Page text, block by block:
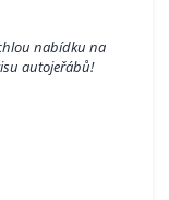
nabídku na
autojeřábů!